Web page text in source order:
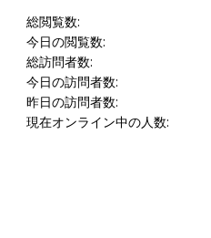
今日の訪問者数:
昨日の訪問者数:
現在オンライン中の人数: